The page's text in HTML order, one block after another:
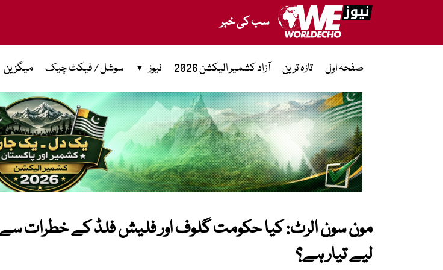
سب کی خبر
صفحہ اول تازہ ترین آزاد کشمیر الیکشن 2026 نیوز سوشل / فیکٹ چیک میگزین
مون سون الرٹ: کیا حکومت گلوف اور فلیش فلڈ کے خطرات
لیے تیار ہے؟